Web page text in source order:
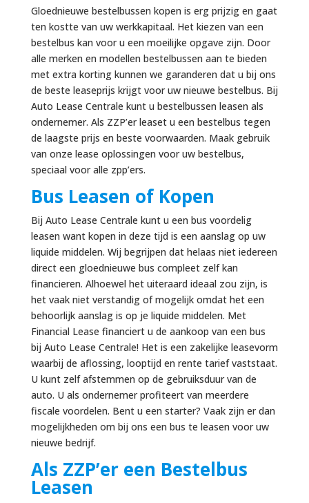
Gloednieuwe bestelbussen kopen is erg prijzig en gaat
ten kostte van uw werkkapitaal. Het kiezen van een
bestelbus kan voor u een moeilijke opgave zijn. Door
alle merken en modellen bestelbussen aan te bieden
met extra korting kunnen we garanderen dat u bij ons
de beste leaseprijs krijgt voor uw nieuwe bestelbus. Bij
Auto Lease Centrale kunt u bestelbussen leasen als
ondernemer. Als ZZP’er leaset u een bestelbus tegen
de laagste prijs en beste voorwaarden. Maak gebruik
van onze lease oplossingen voor uw bestelbus,
speciaal voor alle zpp’ers.
Bus Leasen of Kopen
Bij Auto Lease Centrale kunt u een bus voordelig
leasen want kopen in deze tijd is een aanslag op uw
liquide middelen. Wij begrijpen dat helaas niet iedereen
direct een gloednieuwe bus compleet zelf kan
financieren. Alhoewel het uiteraard ideaal zou zijn, is
het vaak niet verstandig of mogelijk omdat het een
behoorlijk aanslag is op je liquide middelen. Met
Financial Lease financiert u de aankoop van een bus
bij Auto Lease Centrale! Het is een zakelijke leasevorm
waarbij de aflossing, looptijd en rente tarief vaststaat.
U kunt zelf afstemmen op de gebruiksduur van de
auto. U als ondernemer profiteert van meerdere
fiscale voordelen. Bent u een starter? Vaak zijn er dan
mogelijkheden om bij ons een bus te leasen voor uw
nieuwe bedrijf.
Als ZZP’er een Bestelbus
Leasen